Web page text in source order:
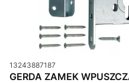
Kod produktu
13243887187
GERDA ZAMEK